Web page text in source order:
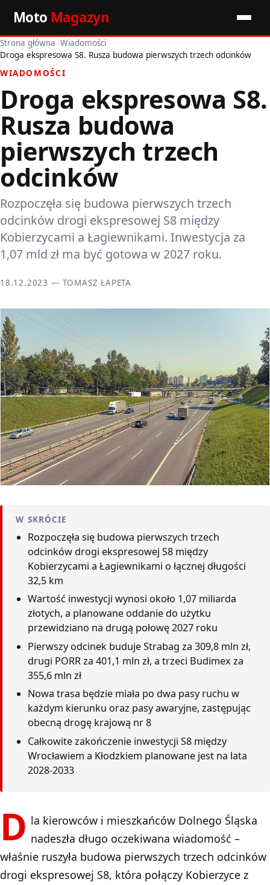
Moto Magazyn
Start
Wiadomości
Premiery
Porady motoryzacyjne
Pozostałe artykuły
Strona główna ›Wiadomości ›
Droga ekspresowa S8. Rusza budowa pierwszych trzech odcinków
WIADOMOŚCI
Droga ekspresowa S8.
Rusza budowa
pierwszych trzech
odcinków
Rozpoczęła się budowa pierwszych trzech
odcinków drogi ekspresowej S8 między
Kobierzycami a Łagiewnikami. Inwestycja za
1,07 mld zł ma być gotowa w 2027 roku.
18.12.2023 — TOMASZ ŁAPETA
W SKRÓCIE
Rozpoczęła się budowa pierwszych trzech
odcinków drogi ekspresowej S8 między
Kobierzycami a Łagiewnikami o łącznej długości
32,5 km
Wartość inwestycji wynosi około 1,07 miliarda
złotych, a planowane oddanie do użytku
przewidziano na drugą połowę 2027 roku
Pierwszy odcinek buduje Strabag za 309,8 mln zł,
drugi PORR za 401,1 mln zł, a trzeci Budimex za
355,6 mln zł
Nowa trasa będzie miała po dwa pasy ruchu w
każdym kierunku oraz pasy awaryjne, zastępując
obecną drogę krajową nr 8
Całkowite zakończenie inwestycji S8 między
Wrocławiem a Kłodzkiem planowane jest na lata
2028-2033
D la kierowców i mieszkańców Dolnego Śląska
nadeszła długo oczekiwana wiadomość –
właśnie ruszyła budowa pierwszych trzech odcinków
drogi ekspresowej S8, która połączy Kobierzyce z